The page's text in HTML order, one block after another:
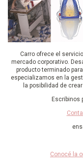
Carro ofrece el
mercado corporativo.
producto terminado
especializamos en la
la posibilidad de
Escribinos
Conocé la